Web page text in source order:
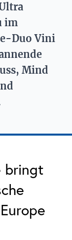
im
Duo Vini
Mind
bringt